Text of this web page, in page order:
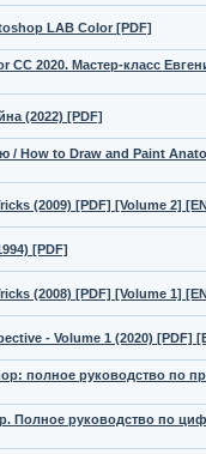
LAB Color [PDF]
CC 2020. Мастер-класс
(2022) [PDF]
/ How to Draw and Paint
(2009) [PDF] [Volume 2]
[PDF]
(2008) [PDF] [Volume 1]
- Volume 1 (2020) [PDF]
полное руководство по
Полное руководство по